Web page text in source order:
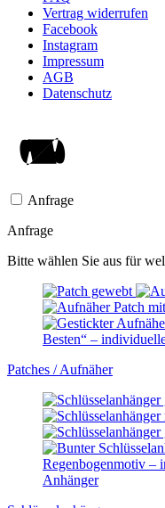
Vertrag widerrufen
Facebook
Instagram
Impressum
AGB
Datenschutz
Anfrage
Anfrage
Bitte wählen Sie aus für
Patches / Aufnäher